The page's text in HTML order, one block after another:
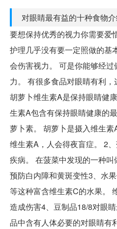
对眼睛最有益的十种食物
要想保持优秀的视力你需要爱
护理几乎没有要一定照做的基
会伤害视力。 可是你能够经
力。 有很多食品对眼睛有利，
胡萝卜维生素A是保持眼睛健
生素A包含有保持眼睛健康的
萝卜素。 胡萝卜是摄入维生
维生素A，人会得夜盲症。 2
疾病。 在菠菜中发现的一种
预防白内障和黄斑变性3、水
等这种富含维生素C的水果。
造成伤害4、豆制品18/8对眼
品中含有人体必要的对眼睛有